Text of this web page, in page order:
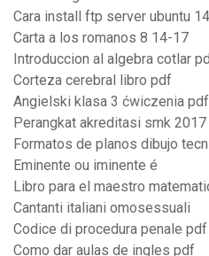
Cara install ftp server ubuntu
Carta a los romanos 8 14-17
Introduccion al algebra cotlar
Corteza cerebral libro pdf
Angielski klasa 3 ćwiczenia pdf
Perangkat akreditasi smk
Formatos de planos dibujo
Eminente ou iminente é
Libro para el maestro
Cantanti italiani omosessuali
Codice di procedura penale
Como dar aulas de ingles pdf